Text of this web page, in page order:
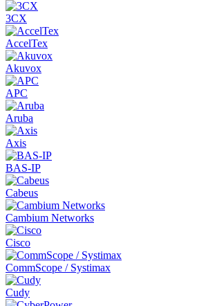
3CX
AccelTex
Akuvox
APC
Aruba
Axis
BAS-IP
Cabeus
Cambium Networks
Cisco
CommScope / Systimax
Cudy